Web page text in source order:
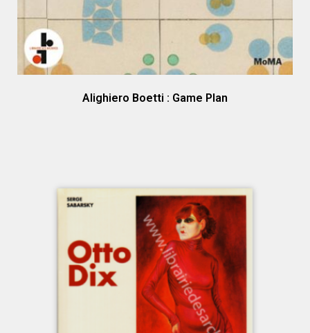
Alighiero Boetti : Game Plan